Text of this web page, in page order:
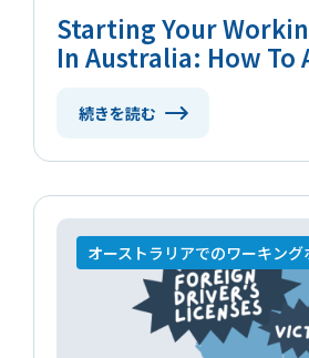
Starting Your
In Australia: How To
続きを読む
オーストラリアでのワーキング